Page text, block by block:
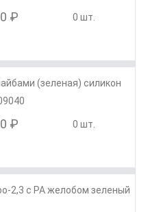
₽ 0 шт.
(зеленая) силикон
₽ 0 шт.
2,3 с РА желобом зеленый